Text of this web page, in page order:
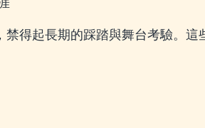
得起長期的踩踏與舞台考驗。